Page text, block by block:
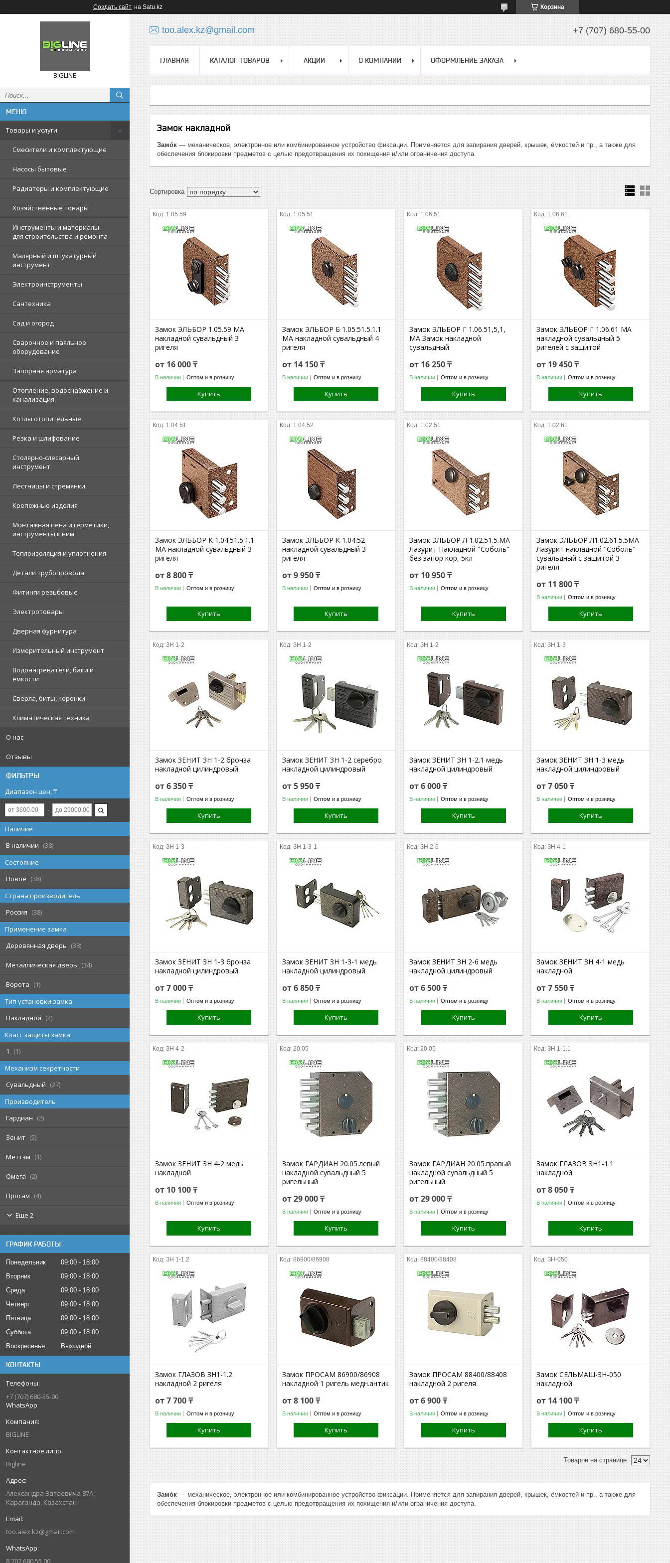
Создать сайт на Satu.kz Корзина
BIGLINE
Товары и услуги
Смесители и комплектующие
Насосы бытовые
Радиаторы и комплектующие
Хозяйственные товары
Инструменты и материалы
для строительства и ремонта
Малярный и штукатурный
инструмент
Электроинструменты
Сантехника
Сад и огород
Сварочное и паяльное
оборудование
Запорная арматура
Отопление, водоснабжение и
канализация
Котлы отопительные
Резка и шлифование
Столярно-слесарный
инструмент
Лестницы и стремянки
Крепежные изделия
Монтажная пена и герметики,
инструменты к ним
Теплоизоляция и уплотнения
Детали трубопровода
Фитинги резьбовые
Электротовары
Дверная фурнитура
Измерительный инструмент
Водонагреватели, баки и
ёмкости
Сверла, биты, коронки
Климатическая техника
О нас
Отзывы
ФИЛЬТРЫ
Диапазон цен, ₸
Наличие
В наличии
38
Состояние
Новое
38
Страна производитель
Россия
38
Применение замка
Деревянная дверь
38
Металлическая дверь 34
Ворота
1
Тип установки замка
Накладной
2
Класс защиты замка
1
1
Механизм секретности
Сувальдный
27
Производитель
Гардиан
2
Зенит 5
Меттэм 1
Омега 2
Просам 4
Еще 2
ГРАФИК РАБОТЫ
Понедельник 09:00
18:00
Вторник
09:00
18:00
Среда
09:00
18:00
Четверг
09:00
18:00
Пятница
09:00
18:00
Суббота
09:00
18:00
Воскресенье
Выходной
КОНТАКТЫ
+7 (707) 680-55-00
WhatsApp
BIGLINE
Bigline
Александра Затаевича 87А,
Караганда, Казахстан
too.alex.kz@gmail.com
8 707 680 55 00
too.alex.kz@gmail.com +7 (707) 680-55-00
ГЛАВНАЯ КАТАЛОГ ТОВАРОВ АКЦИИ О КОМПАНИИ ОФОРМЛЕНИЕ ЗАКАЗА
Замок накладной
Замо́к — механическое, электронное или комбинированное устройство фиксации. Применяется для запирания дверей, крышек, ёмкостей и пр., а также для
обеспечения блокировки предметов с целью предотвращения их похищения и/или ограничения доступа.
1.05.59
Замок ЭЛЬБОР 1.05.59 МА
накладной сувальдный 3
ригеля
от 16 000 ₸
В наличии Оптом и в розницу
Купить
1.05.51
Замок ЭЛЬБОР Б 1.05.51.5.1.1
МА накладной сувальдный 4
ригеля
от 14 150 ₸
В наличии Оптом и в розницу
Купить
1.06.51
Замок ЭЛЬБОР Г 1.06.51,5,1,
МА Замок накладной
сувальдный
от 16 250 ₸
В наличии Оптом и в розницу
Купить
1.06.61
Замок ЭЛЬБОР Г 1.06.61 МА
накладной сувальдный 5
ригелей с защитой
от 19 450 ₸
В наличии Оптом и в розницу
Купить
1.04.51
Замок ЭЛЬБОР К 1.04.51.5.1.1
МА накладной сувальдный 3
ригеля
от 8 800 ₸
В наличии Оптом и в розницу
Купить
1.04.52
Замок ЭЛЬБОР К 1.04.52
накладной сувальдный 3
ригеля
от 9 950 ₸
В наличии Оптом и в розницу
Купить
1.02.51
Замок ЭЛЬБОР Л 1.02.51.5.МА
Лазурит Накладной "Соболь"
без запор кор, 5кл
от 10 950 ₸
В наличии Оптом и в розницу
Купить
1.02.61
Замок ЭЛЬБОР Л1.02.61.5.5МА
Лазурит накладной "Соболь"
сувальдный с защитой 3
ригеля
от 11 800 ₸
В наличии Оптом и в розницу
Купить
ЗН 1-2
Замок ЗЕНИТ ЗН 1-2 бронза
накладной цилиндровый
от 6 350 ₸
В наличии Оптом и в розницу
Купить
ЗН 1-2
Замок ЗЕНИТ ЗН 1-2 серебро
накладной цилиндровый
от 5 950 ₸
В наличии Оптом и в розницу
Купить
ЗН 1-2
Замок ЗЕНИТ ЗН 1-2.1 медь
накладной цилиндровый
от 6 000 ₸
В наличии Оптом и в розницу
Купить
ЗН 1-3
Замок ЗЕНИТ ЗН 1-3 медь
накладной цилиндровый
от 7 050 ₸
В наличии Оптом и в розницу
Купить
ЗН 1-3
Замок ЗЕНИТ ЗН 1-3 бронза
накладной цилиндровый
от 7 000 ₸
В наличии Оптом и в розницу
Купить
ЗН 1-3-1
Замок ЗЕНИТ ЗН 1-3-1 медь
накладной цилиндровый
от 6 850 ₸
В наличии Оптом и в розницу
Купить
ЗН 2-6
Замок ЗЕНИТ ЗН 2-6 медь
накладной цилиндровый
от 6 500 ₸
В наличии Оптом и в розницу
Купить
ЗН 4-1
Замок ЗЕНИТ ЗН 4-1 медь
накладной
от 7 550 ₸
В наличии Оптом и в розницу
Купить
ЗН 4-2
Замок ЗЕНИТ ЗН 4-2 медь
накладной
от 10 100 ₸
В наличии Оптом и в розницу
Купить
20,05
Замок ГАРДИАН 20.05.левый
накладной сувальдный 5
ригельный
от 29 000 ₸
В наличии Оптом и в розницу
Купить
20,05
Замок ГАРДИАН 20.05.правый
накладной сувальдный 5
ригельный
от 29 000 ₸
В наличии Оптом и в розницу
Купить
ЗН 1-1.1
Замок ГЛАЗОВ ЗН1-1.1
накладной
от 8 050 ₸
В наличии Оптом и в розницу
Купить
ЗН 1-1.2
Замок ГЛАЗОВ ЗН1-1.2
накладной 2 ригеля
от 7 700 ₸
В наличии Оптом и в розницу
Купить
86900/86908
Замок ПРОСАМ 86900/86908
накладной 1 ригель медн.антик
от 8 100 ₸
В наличии Оптом и в розницу
Купить
88400/88408
Замок ПРОСАМ 88400/88408
накладной 2 ригеля
от 6 900 ₸
В наличии Оптом и в розницу
Купить
ЗН-050
Замок СЕЛЬМАШ-ЗН-050
накладной
от 14 100 ₸
В наличии Оптом и в розницу
Купить
Замо́к — механическое, электронное или комбинированное устройство фиксации. Применяется для запирания дверей, крышек, ёмкостей и пр., а также для
обеспечения блокировки предметов с целью предотвращения их похищения и/или ограничения доступа.